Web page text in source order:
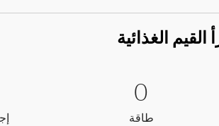
القيم الغذائية
0 طاقة
0
0
طاقة